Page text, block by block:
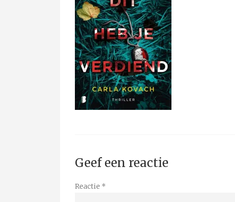
Geef een reactie
Reactie *